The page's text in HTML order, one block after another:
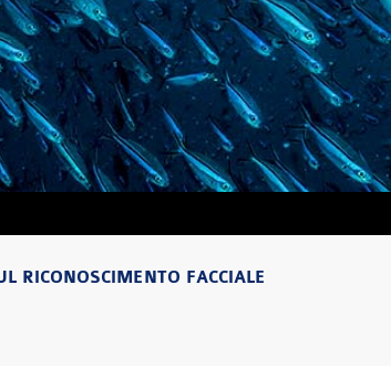
RICONOSCIMENTO FACCIALE